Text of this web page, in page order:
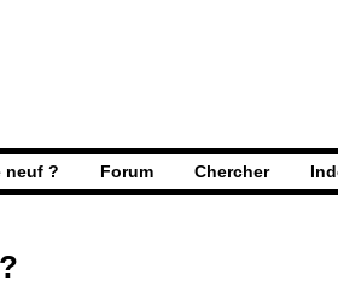
neuf ? Forum Chercher